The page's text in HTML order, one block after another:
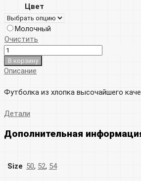
Цвет
Молочный
Очистить
В корзину
Описание
Футболка из хлопка высочайшего
Детали
Дополнительная
Size 50, 52, 54